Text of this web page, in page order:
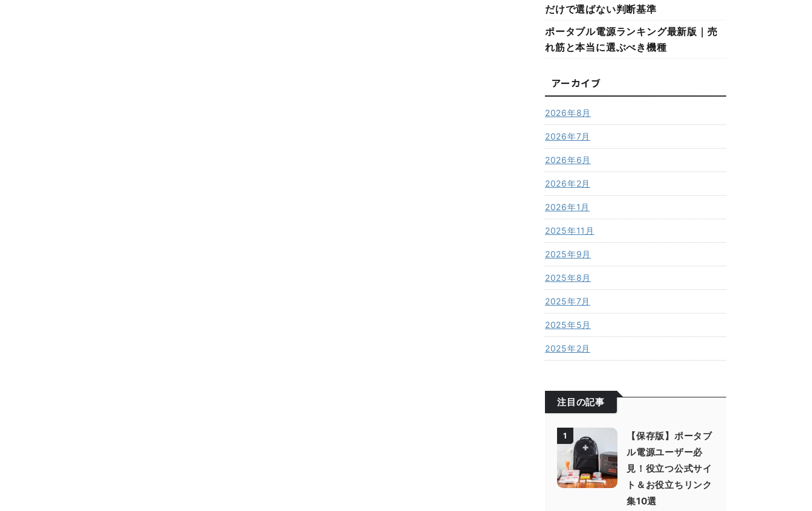
だけで選ばない判断基準
ポータブル電源ランキング最新版｜売
れ筋と本当に選ぶべき機種
アーカイブ
2026年8月
2026年7月
2026年6月
2026年2月
2026年1月
2025年11月
2025年9月
2025年8月
2025年7月
2025年5月
2025年2月
注目の記事
1
【保存版】ポータブ
ル電源ユーザー必
見！役立つ公式サイ
ト＆お役立ちリンク
集10選